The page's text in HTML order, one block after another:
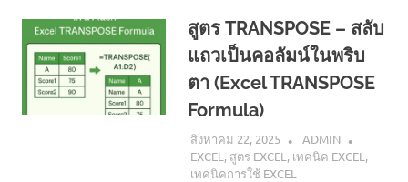
นานา
สาระ
น่า
การ
ทำ
ความ
เกี่ยว
กับ
สูตร TRANSPOSE – สลับ
แถวเป็นคอลัมน์ในพริบ
ตา (Excel TRANSPOSE
Formula)
สิงหาคม 22, 2025
ADMIN
EXCEL , สูตร EXCEL , เทคนิค EXCEL ,
เทคนิคการใช้ EXCEL